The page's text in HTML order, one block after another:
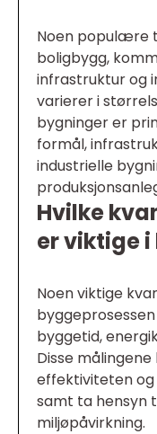
Noen populære
boligbygg,
infrastruktur og
varierer i
bygninger er
formål,
industrielle
Hvilke
er viktige
Noen viktige
byggetid,
Disse
effektiviteten
samt ta hensyn
miljøpåvirkning.